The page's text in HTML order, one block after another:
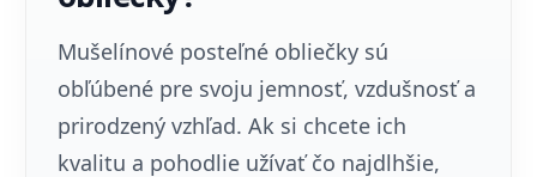
Mušelínové posteľné obliečky sú
obľúbené pre svoju jemnosť, vzdušnosť a
prirodzený vzhľad. Ak si chcete ich
kvalitu a pohodlie užívať čo najdlhšie,